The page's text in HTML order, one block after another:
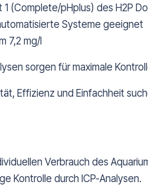
(Complete/pHplus) des H2P
Systeme geeignet
7,2 mg/l
sorgen für maximale
Effizienz und Einfachheit
Verbrauch des
Kontrolle durch ICP-Analysen.